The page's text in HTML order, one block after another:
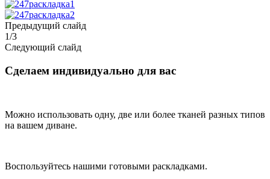
Предыдущий слайд
1/3
Следующий слайд
Сделаем индивидуально для вас
Можно использовать одну, две или более тканей разных типов
на вашем диване.
Воспользуйтесь нашими готовыми раскладками.